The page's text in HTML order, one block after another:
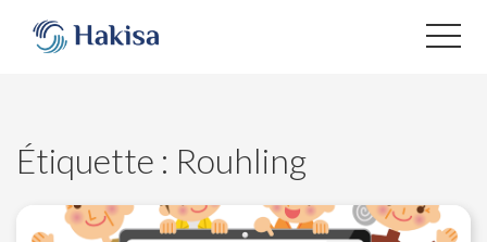
contenu
Étiquette : Rouhling